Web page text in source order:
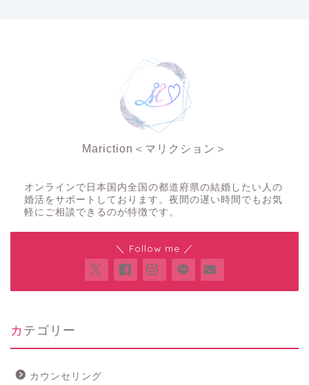
Mariction＜マリクション＞
オンラインで日本国内全国の都道府県の結婚したい人の
婚活をサポートしております。夜間の遅い時間でもお気
軽にご相談できるのが特徴です。
＼ Follow me ／
カテゴリー
カウンセリング